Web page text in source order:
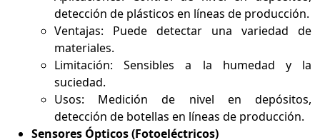
detección de plásticos en líneas de producción.
Ventajas: Puede detectar una variedad de
materiales.
Limitación: Sensibles a la humedad y la
suciedad.
Usos: Medición de nivel en depósitos,
detección de botellas en líneas de producción.
Sensores Ópticos (Fotoeléctricos)